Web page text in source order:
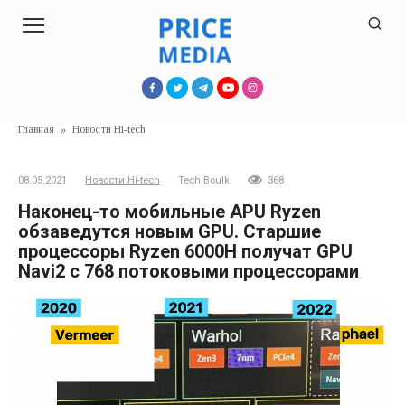
Главная » Новости Hi-tech
08.05.2021 Новости Hi-tech Tech Boulk 368
Наконец-то мобильные APU Ryzen
обзаведутся новым GPU. Старшие
процессоры Ryzen 6000H получат GPU
Navi2 с 768 потоковыми процессорами